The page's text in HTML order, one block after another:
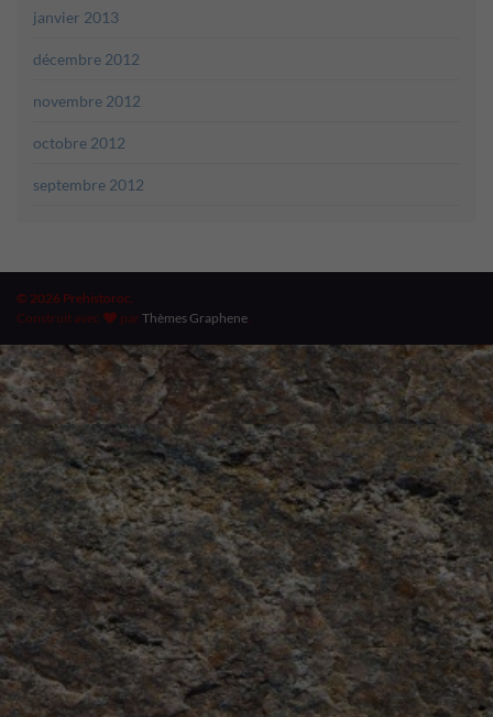
janvier 2013
décembre 2012
novembre 2012
octobre 2012
septembre 2012
© 2026 Prehistoroc.
Construit avec
parThèmes Graphene